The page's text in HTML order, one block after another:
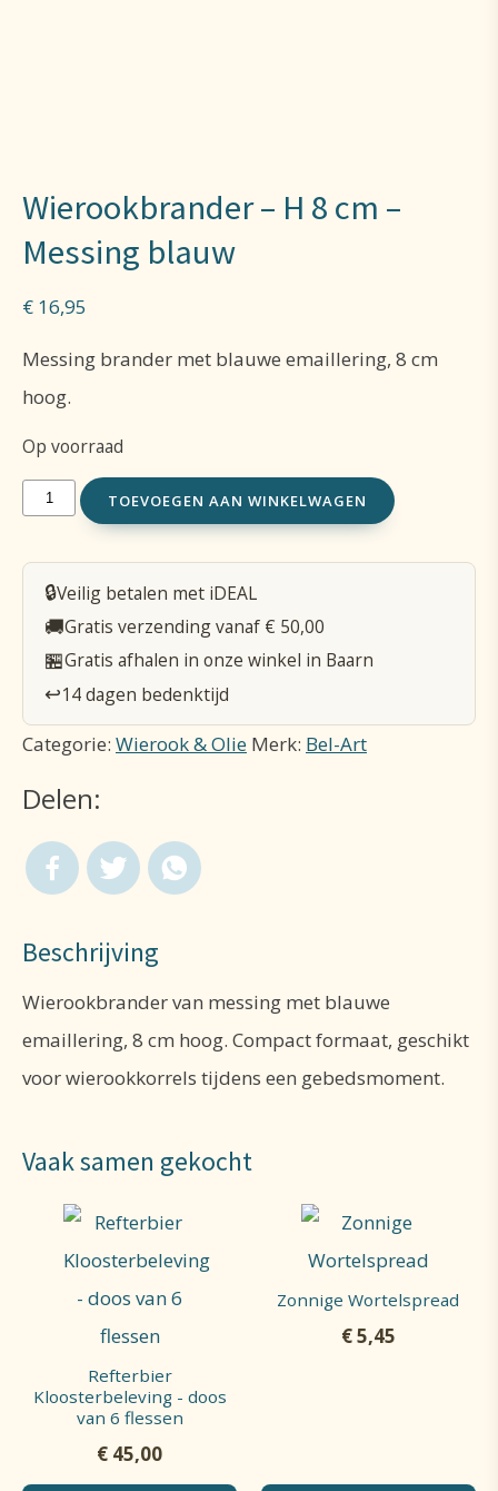
Wierookbrander – H 8 cm –
Messing blauw
€ 16,95
Messing brander met blauwe emaillering, 8 cm
hoog.
Op voorraad
Wierookbrander
H
Messing
blauw
aantal
TOEVOEGEN AAN WINKELWAGEN
🔒Veilig betalen met iDEAL
🚚Gratis verzending vanaf € 50,00
🏪Gratis afhalen in onze winkel in Baarn
↩️14 dagen bedenktijd
Categorie: Wierook & Olie Merk: Bel-Art
Delen:
Beschrijving
Wierookbrander van messing met blauwe
emaillering, 8 cm hoog. Compact formaat, geschikt
voor wierookkorrels tijdens een gebedsmoment.
Vaak samen gekocht
Refterbier
Kloosterbeleving - doos
van 6 flessen
€ 45,00
Zonnige Wortelspread
€5,45